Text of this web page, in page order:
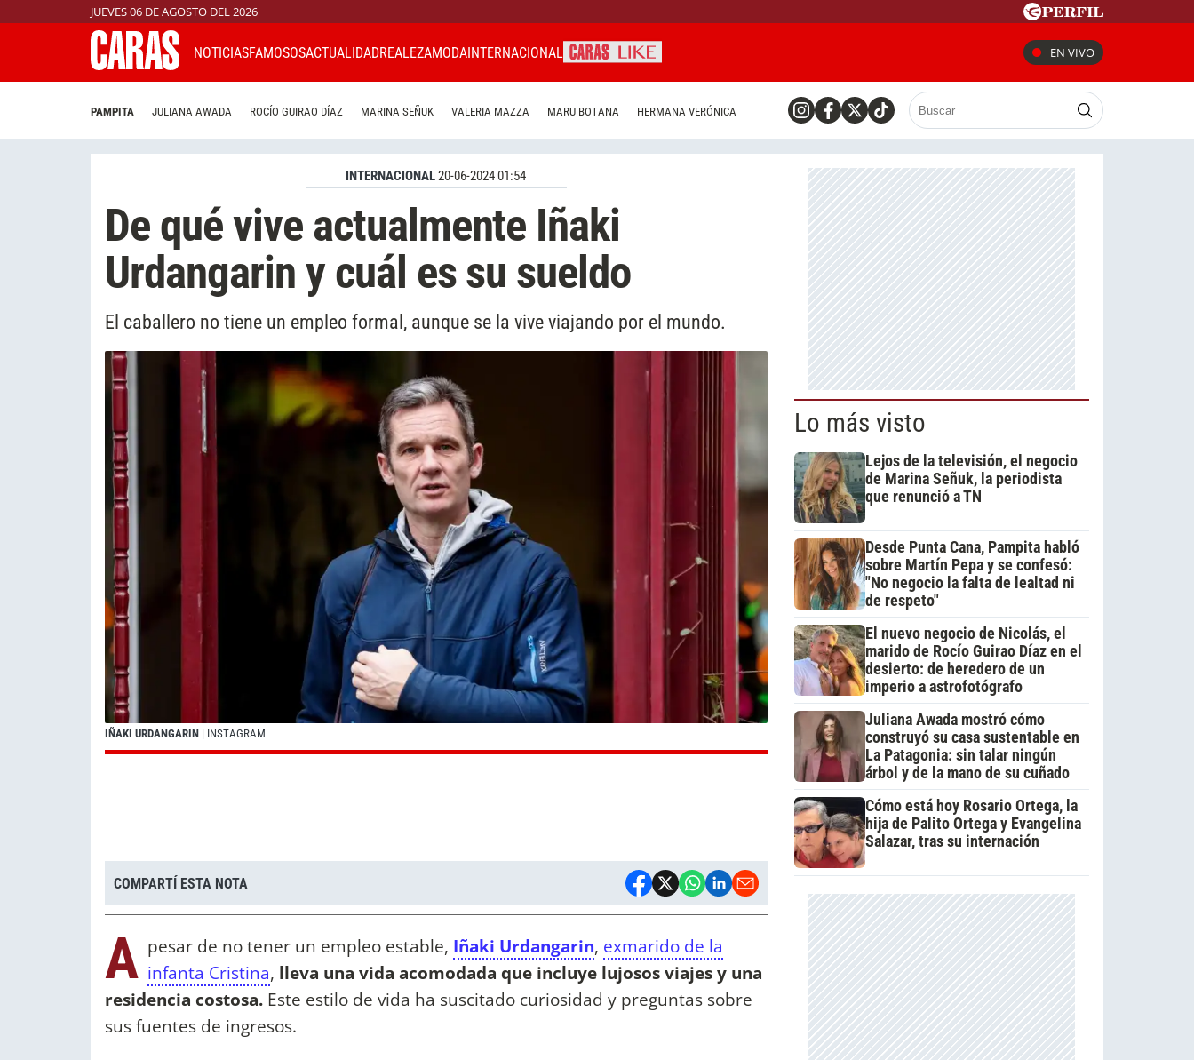
JUEVES 06 DE AGOSTO DEL 2026
NOTICIASFAMOSOSACTUALIDADREALEZAMODAINTERNACIONAL EN VIVO
PAMPITA JULIANA AWADA ROCÍO GUIRAO DÍAZ MARINA SEÑUK VALERIA MAZZA MARU BOTANA HERMANA VERÓNICA
INTERNACIONAL20-06-2024 01:54
De qué vive actualmente Iñaki
Urdangarin y cuál es su sueldo
El caballero no tiene un empleo formal, aunque se la vive viajando por el mundo.
IÑAKI URDANGARIN | INSTAGRAM
COMPARTÍ ESTA NOTA
A pesar de no tener un empleo estable, Iñaki Urdangarin, exmarido de la
infanta Cristina, lleva una vida acomodada que incluye lujosos viajes y una
residencia costosa. Este estilo de vida ha suscitado curiosidad y preguntas sobre
sus fuentes de ingresos.
Lo más visto
Lejos de la televisión, el negocio
de Marina Señuk, la periodista
que renunció a TN
Desde Punta Cana, Pampita habló
sobre Martín Pepa y se confesó:
"No negocio la falta de lealtad ni
de respeto"
El nuevo negocio de Nicolás, el
marido de Rocío Guirao Díaz en el
desierto: de heredero de un
imperio a astrofotógrafo
Juliana Awada mostró cómo
construyó su casa sustentable en
La Patagonia: sin talar ningún
árbol y de la mano de su cuñado
Cómo está hoy Rosario Ortega, la
hija de Palito Ortega y Evangelina
Salazar, tras su internación